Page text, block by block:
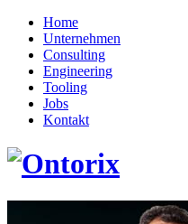
Home
Unternehmen
Consulting
Engineering
Tooling
Jobs
Kontakt